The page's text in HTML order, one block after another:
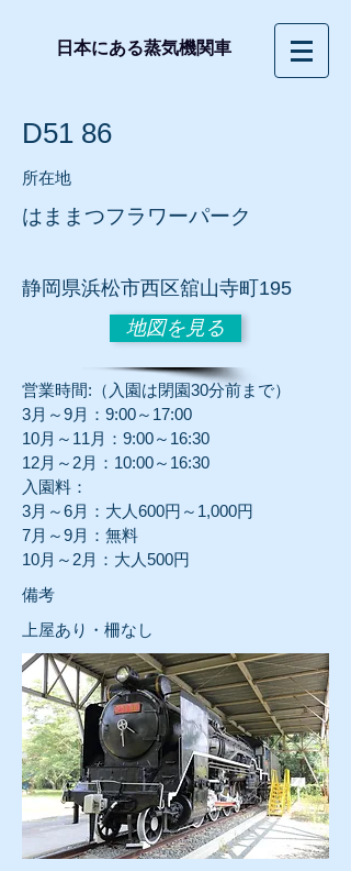
日本にある蒸気機関車
D51 86
所在地
はままつフラワーパーク
静岡 県浜松市西区舘山寺町195
地図を見る
営業時間:（入園は閉園30分前まで）
3月～9月：9:00～17:00
10月～11月：9:00～16:30
12月～2月：10:00～16:30
入園料：
3月～6月：大人600円～1,000円
7月～9月：無料
10月～2月：大人500円
​備考
上屋あり・柵なし